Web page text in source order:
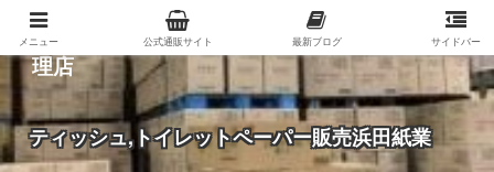
紙（家庭紙・包装紙・印刷用紙など）の総合代
理店
ティッシュ,トイレットペーパー販売浜田紙業
メニュー 公式通販サイト 最新ブログ サイドバー